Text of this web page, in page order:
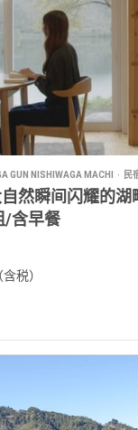
GUN NISHIWAGA MACHI 民
然瞬间闪耀的湖
/含早餐
含税）